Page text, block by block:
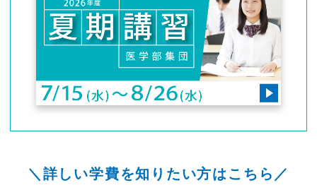
＼詳しい学費を知りたい方はこちら／